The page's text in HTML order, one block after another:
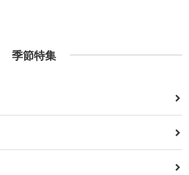
季節特集